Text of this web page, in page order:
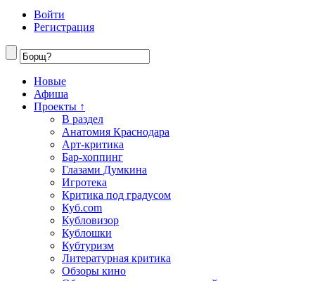
Войти
Регистрация
Новые
Афиша
Проекты ↑
В раздел
Анатомия Краснодара
Арт-критика
Бар-хоппинг
Глазами Думкина
Игротека
Критика под градусом
Куб.com
Кубловизор
Кублошки
Кубтуризм
Литературная критика
Обзоры кино